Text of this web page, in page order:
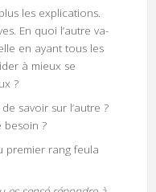
les explications.
En quoi l’autre va-
en ayant tous les
à mieux se
?
savoir sur l’autre ?
besoin ?
premier rang feula